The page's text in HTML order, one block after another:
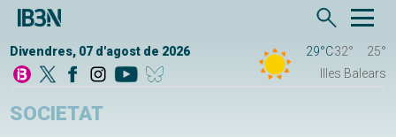
Divendres, 07 d'agost de 2026 29°C32°
25°
Illes Balears
SOCIETAT